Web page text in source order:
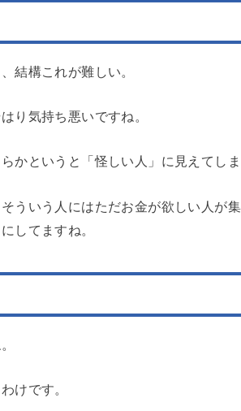
構これが難しい。
り気持ち悪いですね。
というと「怪しい人」に見えてしま
ういう人にはただお金が欲しい人が
してますね。
けです。